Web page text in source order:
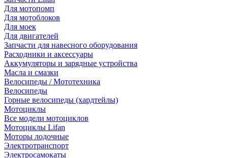
Для мотопомп
Для мотоблоков
Для моек
Для двигателей
Запчасти для навесного оборудования
Расходники и аксессуары
Аккумуляторы и зарядные устройства
Масла и смазки
Велосипеды / Мототехника
Велосипеды
Горные велосипеды (хардтейлы)
Мотоциклы
Все модели мотоциклов
Мотоциклы Lifan
Моторы лодочные
Электротранспорт
Электросамокаты